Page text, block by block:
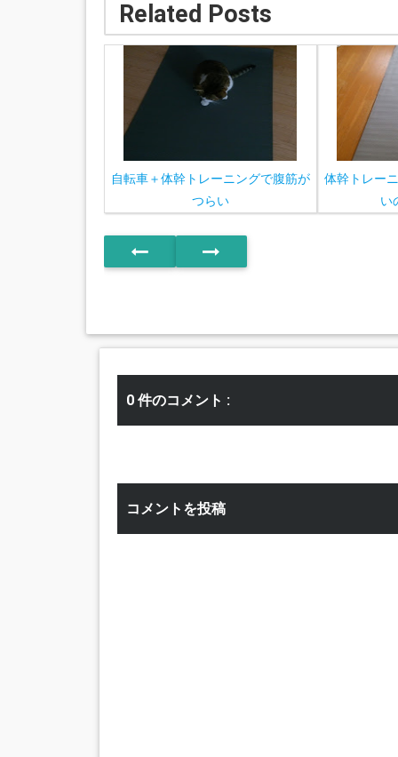
Related Posts
自転車＋体幹トレーニングで腹筋が
つらい
体幹トレー
い
0 件のコメント :
コメントを投稿